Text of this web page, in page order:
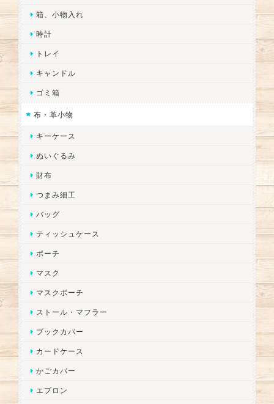
箱、小物入れ
時計
トレイ
キャンドル
ゴミ箱
布・革小物
キーケース
ぬいぐるみ
財布
つまみ細工
バッグ
ティッシュケース
ポーチ
マスク
マスクポーチ
ストール・マフラー
ブックカバー
カードケース
かごカバー
エプロン